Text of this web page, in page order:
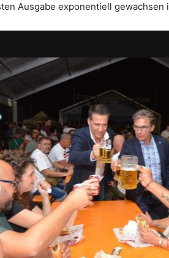
Ausgabe exponentiell gewachsen